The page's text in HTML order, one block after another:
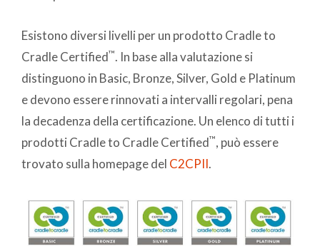
Esistono diversi livelli per un prodotto Cradle to
Cradle Certified™. In base alla valutazione si
distinguono in Basic, Bronze, Silver, Gold e Platinum
e devono essere rinnovati a intervalli regolari, pena
la decadenza della certificazione. Un elenco di tutti i
prodotti Cradle to Cradle Certified™, può essere
trovato sulla homepage del C2CPII.